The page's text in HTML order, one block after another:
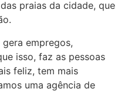
praias da cidade, que
gera empregos,
isso, faz as pessoas
feliz, tem mais
uma agência de